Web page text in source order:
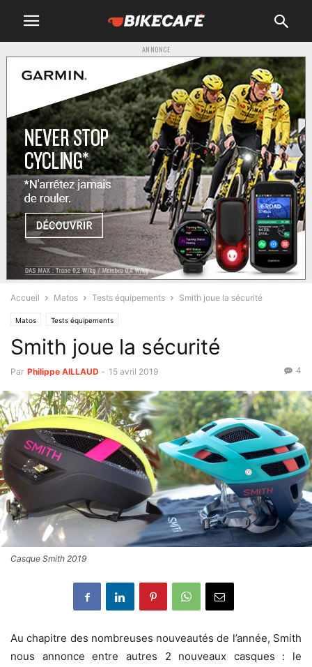
ANNONCE
Accueil Matos Tests équipements Smith joue la sécurité
Matos Tests équipements
Smith joue la sécurité
Par Philippe AILLAUD - 15 avril 2019 4
Casque Smith 2019
Au chapitre des nombreuses nouveautés de l’année, Smith
nous annonce entre autres 2 nouveaux casques : le